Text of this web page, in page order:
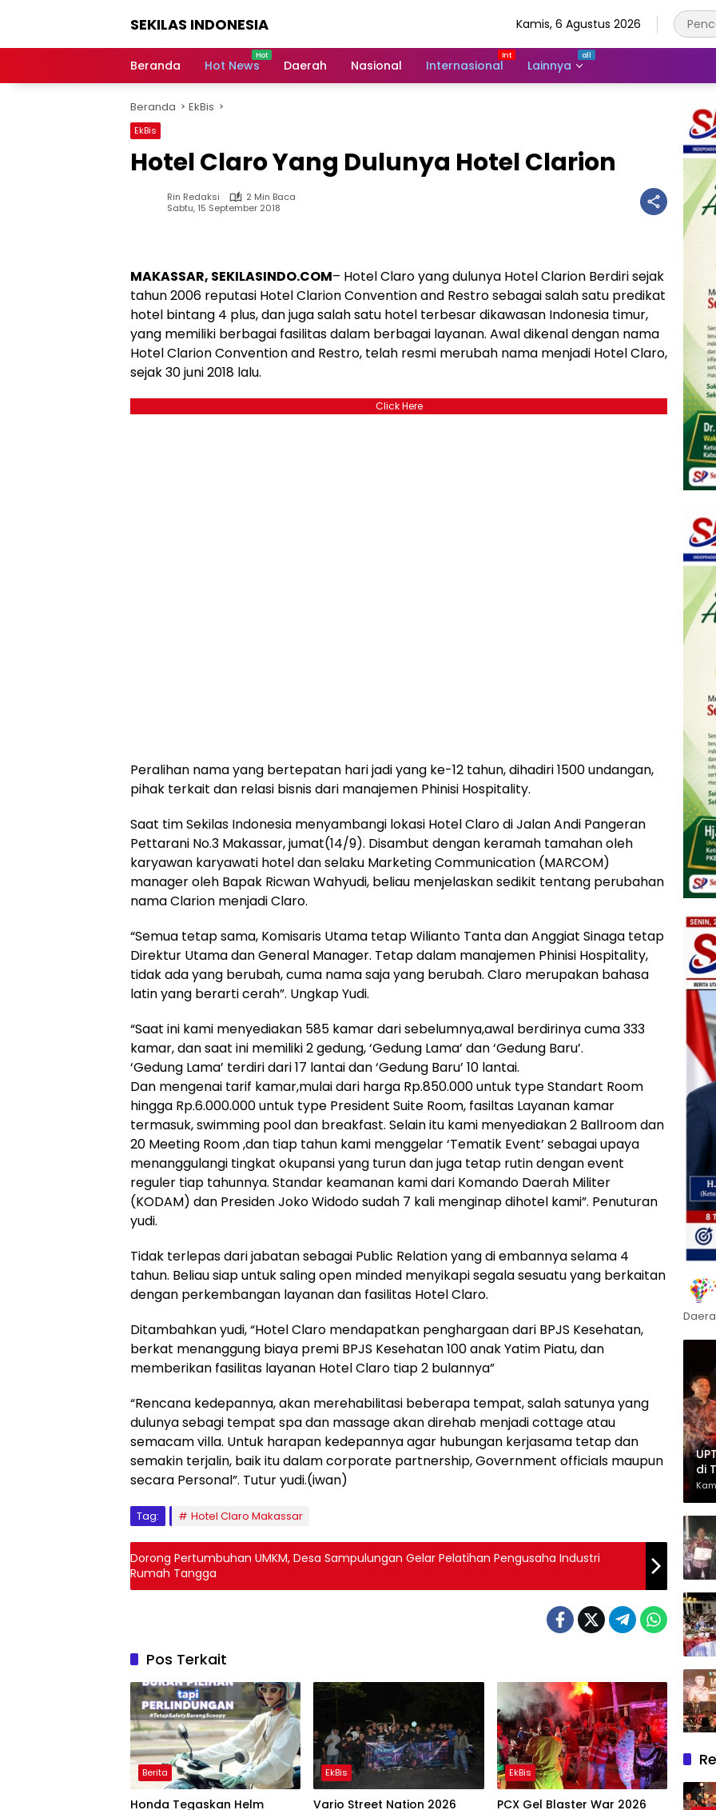
SEKILAS INDONESIA
Terkini,
Latest
World,
Headlines,
News
Kamis, 6 Agustus 2026
Beranda Hot News Daerah Nasional Internasional Lainnya
Beranda EkBis
EkBis
Hotel Claro Yang Dulunya Hotel Clarion
Rin Redaksi
2 Min Baca
Sabtu, 15 September 2018
MAKASSAR, SEKILASINDO.COM– Hotel Claro yang dulunya Hotel Clarion Berdiri sejak
tahun 2006 reputasi Hotel Clarion Convention and Restro sebagai salah satu predikat
hotel bintang 4 plus, dan juga salah satu hotel terbesar dikawasan Indonesia timur,
yang memiliki berbagai fasilitas dalam berbagai layanan. Awal dikenal dengan nama
Hotel Clarion Convention and Restro, telah resmi merubah nama menjadi Hotel Claro,
sejak 30 juni 2018 lalu.
Click Here
Peralihan nama yang bertepatan hari jadi yang ke-12 tahun, dihadiri 1500 undangan,
pihak terkait dan relasi bisnis dari manajemen Phinisi Hospitality.
Saat tim Sekilas Indonesia menyambangi lokasi Hotel Claro di Jalan Andi Pangeran
Pettarani No.3 Makassar, jumat(14/9). Disambut dengan keramah tamahan oleh
karyawan karyawati hotel dan selaku Marketing Communication (MARCOM)
manager oleh Bapak Ricwan Wahyudi, beliau menjelaskan sedikit tentang perubahan
nama Clarion menjadi Claro.
“Semua tetap sama, Komisaris Utama tetap Wilianto Tanta dan Anggiat Sinaga tetap
Direktur Utama dan General Manager. Tetap dalam manajemen Phinisi Hospitality,
tidak ada yang berubah, cuma nama saja yang berubah. Claro merupakan bahasa
latin yang berarti cerah”. Ungkap Yudi.
“Saat ini kami menyediakan 585 kamar dari sebelumnya,awal berdirinya cuma 333
kamar, dan saat ini memiliki 2 gedung, ‘Gedung Lama’ dan ‘Gedung Baru’.
‘Gedung Lama’ terdiri dari 17 lantai dan ‘Gedung Baru’ 10 lantai.
Dan mengenai tarif kamar,mulai dari harga Rp.850.000 untuk type Standart Room
hingga Rp.6.000.000 untuk type President Suite Room, fasiltas Layanan kamar
termasuk, swimming pool dan breakfast. Selain itu kami menyediakan 2 Ballroom dan
20 Meeting Room ,dan tiap tahun kami menggelar ‘Tematik Event’ sebagai upaya
menanggulangi tingkat okupansi yang turun dan juga tetap rutin dengan event
reguler tiap tahunnya. Standar keamanan kami dari Komando Daerah Militer
(KODAM) dan Presiden Joko Widodo sudah 7 kali menginap dihotel kami”. Penuturan
yudi.
Tidak terlepas dari jabatan sebagai Public Relation yang di embannya selama 4
tahun. Beliau siap untuk saling open minded menyikapi segala sesuatu yang berkaitan
dengan perkembangan layanan dan fasilitas Hotel Claro.
Ditambahkan yudi, “Hotel Claro mendapatkan penghargaan dari BPJS Kesehatan,
berkat menanggung biaya premi BPJS Kesehatan 100 anak Yatim Piatu, dan
memberikan fasilitas layanan Hotel Claro tiap 2 bulannya”
“Rencana kedepannya, akan merehabilitasi beberapa tempat, salah satunya yang
dulunya sebagi tempat spa dan massage akan direhab menjadi cottage atau
semacam villa. Untuk harapan kedepannya agar hubungan kerjasama tetap dan
semakin terjalin, baik itu dalam corporate partnership, Government officials maupun
secara Personal”. Tutur yudi.(iwan)
Tag: Hotel Claro Makassar
Dorong Pertumbuhan UMKM, Desa Sampulungan Gelar Pelatihan Pengusaha Industri
Rumah Tangga
Pos Terkait
Berita
Honda Tegaskan Helm
EkBis
Vario Street Nation 2026
EkBis
PCX Gel Blaster War 2026
di